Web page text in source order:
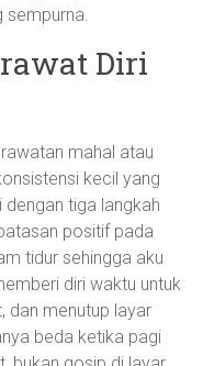
sempurna.
Diri
mahal atau
kecil yang
dengan tiga langkah
positif pada
tidur sehingga aku
diri waktu untuk
dan menutup layar
beda ketika pagi